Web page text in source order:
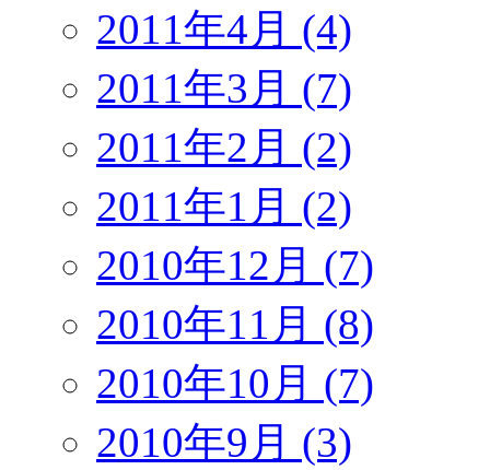
2011年4月 (4)
2011年3月 (7)
2011年2月 (2)
2011年1月 (2)
2010年12月 (7)
2010年11月 (8)
2010年10月 (7)
2010年9月 (3)